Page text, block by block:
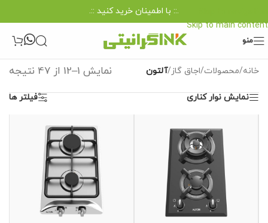
Skip to main content
.:: با اطمینان خرید کنید ::.
منو
خانه/محصولات/اجاق گاز/آلتون نمایش 1–12 از 47 نتیجه
نمایش نوار کناری فیلتر ها